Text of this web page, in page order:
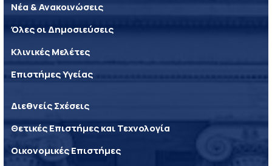
Νέα & Ανακοινώσεις
Όλες οι Δημοσιεύσεις
Κλινικές Μελέτες
Επιστήμες Υγείας
Διεθνείς Σχέσεις
Θετικές Επιστήμες και Τεχνολογία
Οικονομικές Επιστήμες